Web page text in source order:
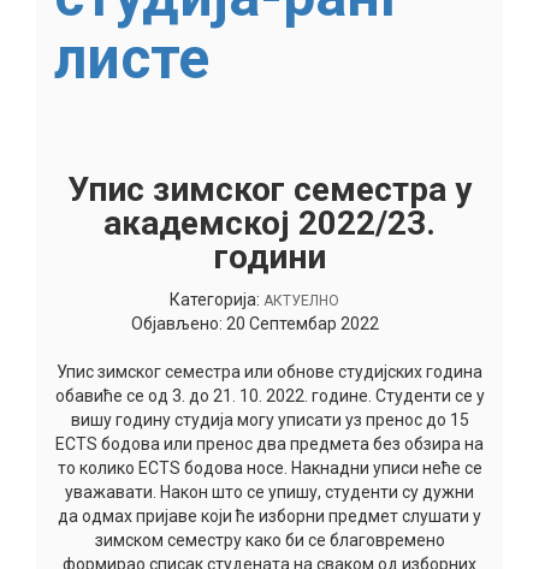
листе
Упис зимског семестра у
академској 2022/23.
години
Категорија: АКТУЕЛНО
Објављено: 20 Септембар 2022
Упис зимског семестра или обнове студијских година
обавиће се од 3. до 21. 10. 2022. године. Студенти се у
вишу годину студија могу уписати уз пренос до 15
ECTS бодова или пренос два предмета без обзира на
то колико ECTS бодова носе. Накнадни уписи неће се
уважавати. Након што се упишу, студенти су дужни
да одмах пријаве који ће изборни предмет слушати у
зимском семестру како би се благовремено
формирао списак студената на сваком од изборних